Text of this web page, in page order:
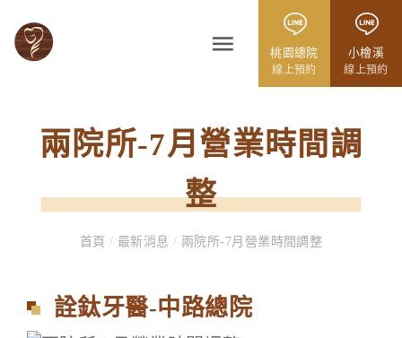
桃園總院
線上預約
小檜溪
線上預約
兩院所-7月營業時間調
整
首頁 / 最新消息/ 兩院所-7月營業時間調整
詮鈦牙醫-中路總院